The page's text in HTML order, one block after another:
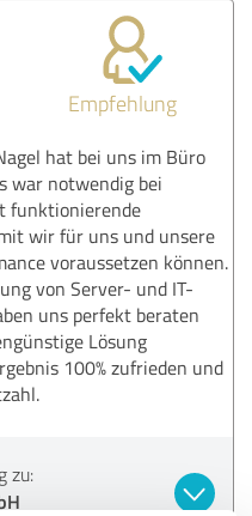
Empfehlung
hat bei uns im Büro
war notwendig bei
funktionierende
wir für uns und unsere
voraussetzen können.
von Server- und IT-
uns perfekt beraten
Lösung
100% zufrieden und
zu: